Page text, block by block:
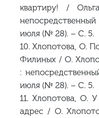
квартиру! /
июля (№ 28). – С. 5.
10. Хлопотова, О.
Филиных / О.
:
июля (№ 28). – С. 5.
11. Хлопотова, О.
адрес / О.